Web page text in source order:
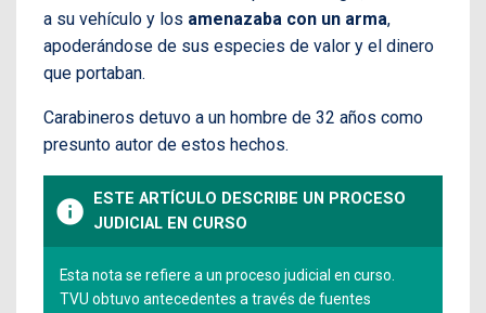
a su vehículo y los amenazaba con un arma,
apoderándose de sus especies de valor y el dinero
que portaban.
Carabineros detuvo a un hombre de 32 años como
presunto autor de estos hechos.
info ESTE ARTÍCULO DESCRIBE UN PROCESO
JUDICIAL EN CURSO
Esta nota se refiere a un proceso judicial en curso.
TVU obtuvo antecedentes a través de fuentes